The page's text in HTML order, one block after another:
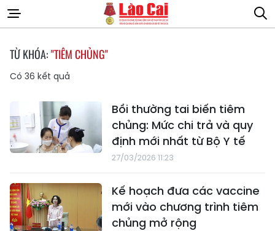
TỪ KHÓA:"TIÊM CHỦNG"
Có 36 kết quả
Bồi thường tai biến tiêm
chủng: Mức chi trả và quy
định mới nhất từ Bộ Y tế
27/03/2026 11:23
Kế hoạch đưa các vaccine
mới vào chương trình tiêm
chủng mở rộng